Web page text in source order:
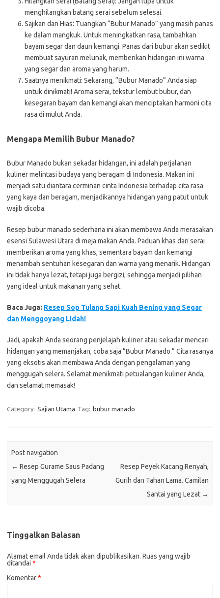
menghilangkan batang serai sebelum selesai.
Sajikan dan Hias: Tuangkan “Bubur Manado” yang masih panas
ke dalam mangkuk. Untuk meningkatkan rasa, tambahkan
bayam segar dan daun kemangi. Panas dari bubur akan sedikit
membuat sayuran melunak, memberikan hidangan ini warna
yang segar dan aroma yang harum.
Saatnya menikmati: Sekarang, “Bubur Manado” Anda siap
untuk dinikmati! Aroma serai, tekstur lembut bubur, dan
kesegaran bayam dan kemangi akan menciptakan harmoni cita
rasa di mulut Anda.
Mengapa Memilih Bubur Manado?
Bubur Manado bukan sekadar hidangan, ini adalah perjalanan
kuliner melintasi budaya yang beragam di Indonesia. Makan ini
menjadi satu diantara cerminan cinta Indonesia terhadap cita rasa
yang kaya dan beragam, menjadikannya hidangan yang patut untuk
wajib dicoba.
Resep bubur manado sederhana ini akan membawa Anda merasakan
esensi Sulawesi Utara di meja makan Anda. Paduan khas dari serai
memberikan aroma yang khas, sementara bayam dan kemangi
menambah sentuhan kesegaran dan warna yang menarik. Hidangan
ini tidak hanya lezat, tetapi juga bergizi, sehingga menjadi pilihan
yang ideal untuk makanan yang sehat.
Baca Juga: Resep Sop Tulang Sapi Kuah Bening yang Segar
dan Menggoyang Lidah!
Jadi, apakah Anda seorang penjelajah kuliner atau sekadar mencari
hidangan yang memanjakan, coba saja “Bubur Manado.” Cita rasanya
yang eksotis akan membawa Anda dengan pengalaman yang
menggugah selera. Selamat menikmati petualangan kuliner Anda,
dan selamat memasak!
Category: Sajian Utama Tag: bubur manado
Post navigation
← Resep Gurame Saus Padang
yang Menggugah Selera
Resep Peyek Kacang Renyah,
Gurih dan Tahan Lama. Camilan
Santai yang Lezat →
Tinggalkan Balasan
Alamat email Anda tidak akan dipublikasikan. Ruas yang wajib
ditandai *
Komentar*